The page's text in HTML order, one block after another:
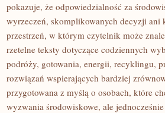
pokazuje, że odpowiedzialność za
wyrzeczeń, skomplikowanych decyzji ani
przestrzeń, w którym czytelnik może
rzetelne teksty dotyczące codziennych
podróży, gotowania, energii, recyklingu,
rozwiązań wspierających bardziej
przygotowana z myślą o osobach, które
wyzwania środowiskowe, ale